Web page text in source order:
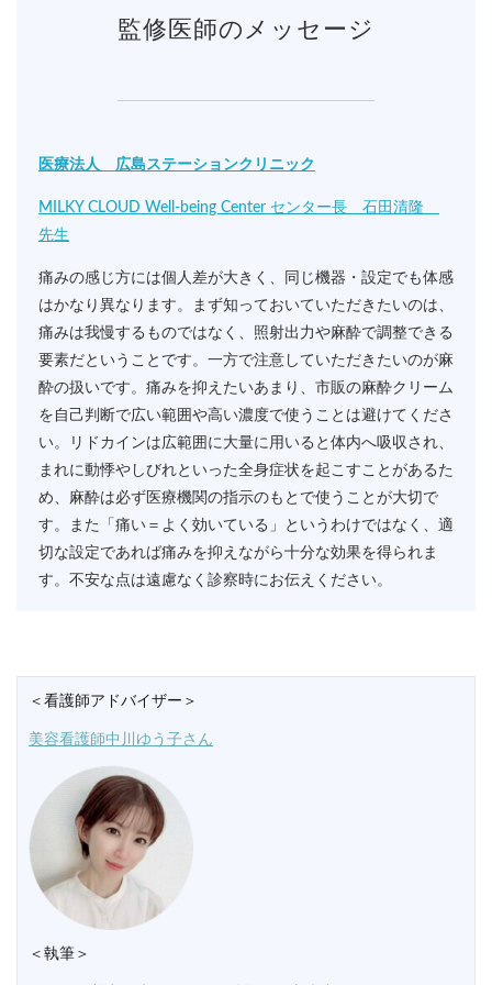
監修医師のメッセージ
医療法人 広島ステーションクリニック
MILKY CLOUD Well-being Center センター長 石田清隆
先生
痛みの感じ方には個人差が大きく、同じ機器・設定でも体感
はかなり異なります。まず知っておいていただきたいのは、
痛みは我慢するものではなく、照射出力や麻酔で調整できる
要素だということです。一方で注意していただきたいのが麻
酔の扱いです。痛みを抑えたいあまり、市販の麻酔クリーム
を自己判断で広い範囲や高い濃度で使うことは避けてくださ
い。リドカインは広範囲に大量に用いると体内へ吸収され、
まれに動悸やしびれといった全身症状を起こすことがあるた
め、麻酔は必ず医療機関の指示のもとで使うことが大切で
す。また「痛い＝よく効いている」というわけではなく、適
切な設定であれば痛みを抑えながら十分な効果を得られま
す。不安な点は遠慮なく診察時にお伝えください。
＜看護師アドバイザー＞
美容看護師中川ゆう子さん
＜執筆＞